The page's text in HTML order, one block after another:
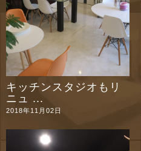
キッチンスタジオもリ
ニュ ...
2018年11月02日